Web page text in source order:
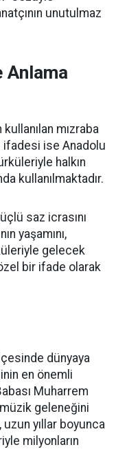
unutulmaz
Anlama
mızraba
ifadesi ise Anadolu
halkın
kullanılmaktadır.
saz icrasını
yaşamını,
gelecek
bir ifade olarak
dünyaya
en önemli
Muharrem
geleneğini
yıllar boyunca
milyonların